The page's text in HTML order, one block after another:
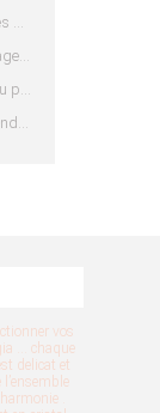
Comment choisir ses boucles d’oreilles de mariée en fonction de sa coiffure ?
Comment choisir ses bijoux de mariage en fonction de sa robe ?
Wedding Content Creator : le nouveau prestataire indispensable pour votre mariage
Bijoux et accessoires mariage : les tendances 2025